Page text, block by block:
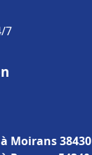
7
Moirans 38430